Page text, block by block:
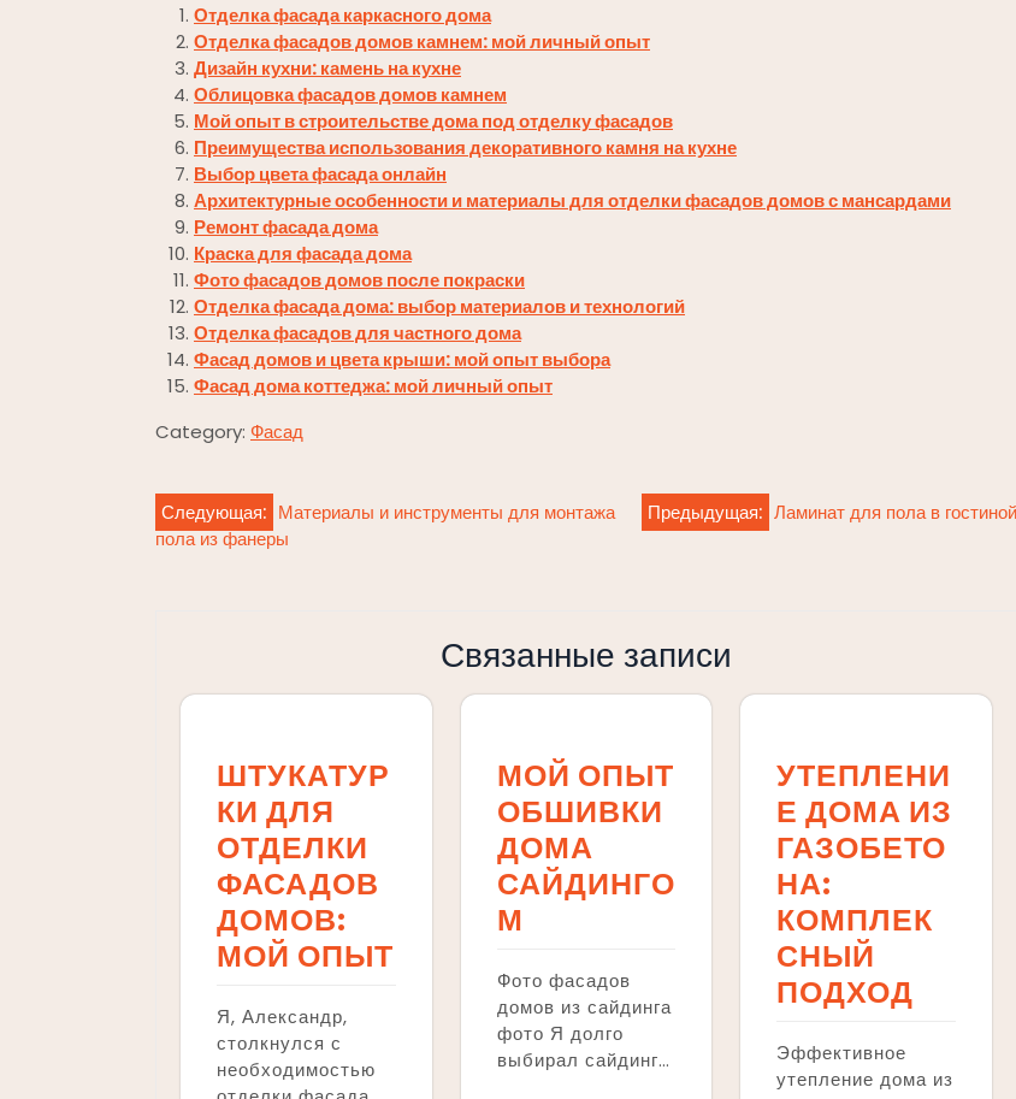
Отделка фасада каркасного дома
Отделка фасадов домов камнем: мой личный опыт
Дизайн кухни: камень на кухне
Облицовка фасадов домов камнем
Мой опыт в строительстве дома под отделку фасадов
Преимущества использования декоративного камня на кухне
Выбор цвета фасада онлайн
Архитектурные особенности и материалы для отделки фасадов домов с мансардами
Ремонт фасада дома
Краска для фасада дома
Фото фасадов домов после покраски
Отделка фасада дома: выбор материалов и технологий
Отделка фасадов для частного дома
Фасад домов и цвета крыши: мой опыт выбора
Фасад дома коттеджа: мой личный опыт
Category: Фасад
Навигация
Предыдущая: Ламинат для пола в гостиной
Следующая: Материалы и инструменты для монтажа
пола из фанеры
Связанные записи
ШТУКАТУР
КИ ДЛЯ
ОТДЕЛКИ
ФАСАДОВ
ДОМОВ:
МОЙ ОПЫТ
Я, Александр,
столкнулся с
необходимостью
МОЙ ОПЫТ
ОБШИВКИ
ДОМА
САЙДИНГО
М
Фото фасадов
домов из сайдинга
фото Я долго
выбирал сайдинг…
УТЕПЛЕНИ
Е ДОМА ИЗ
ГАЗОБЕТО
НА:
КОМПЛЕК
СНЫЙ
ПОДХОД
Эффективное
утепление дома из